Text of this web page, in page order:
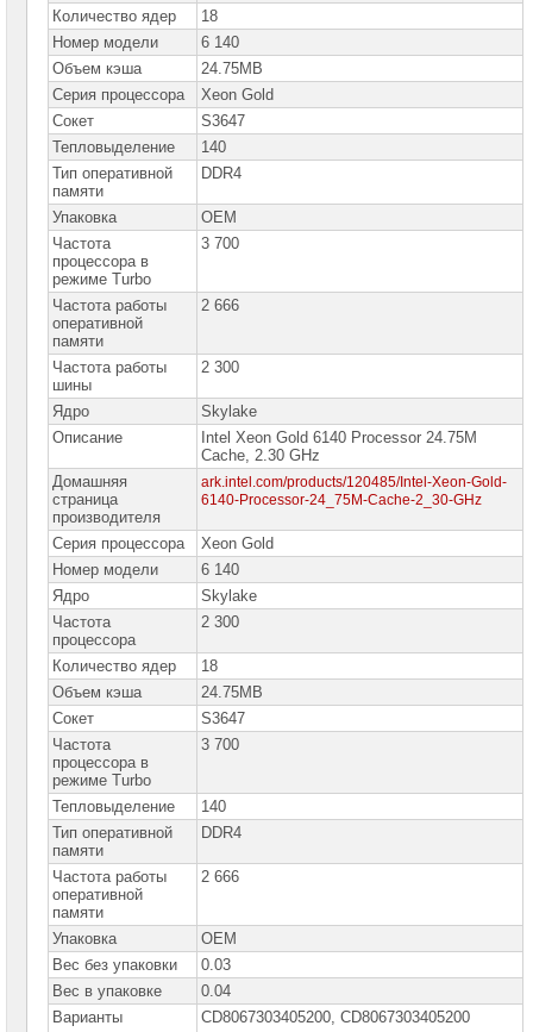
СХД
системы
хранения
данных
Компоненты
компьютеров
Компоненты
серверов
Серверные
платформы
Серверные
материнские
платы
Серверные
корпуса
процессоры
Серверные
процессоры
Intel
Xeon
E
Серверные
процессоры
Intel
Xeon
E-
2400
Серверные
процессоры
Intel
Xeon
6300
Серверные
процессоры
Intel
Xeon
W
Серверные
процессоры
Intel
Xeon
W600
Серверные
Количество ядер
18
Номер модели
6 140
Объем кэша
24.75MB
Серия процессора
Xeon Gold
Сокет
S3647
Тепловыделение
140
Тип оперативной
памяти
DDR4
Упаковка
OEM
Частота
процессора в
режиме Turbo
3 700
Частота работы
оперативной
памяти
2 666
Частота работы
шины
2 300
Ядро
Skylake
Описание
Intel Xeon Gold 6140 Processor 24.75M
Cache, 2.30 GHz
Домашняя
страница
производителя
ark.intel.com/products/120485/Intel-Xeon-Gold-
6140-Processor-24_75M-Cache-2_30-GHz
Серия процессора
Xeon Gold
Номер модели
6 140
Ядро
Skylake
Частота
процессора
2 300
Количество ядер
18
Объем кэша
24.75MB
Сокет
S3647
Частота
процессора в
режиме Turbo
3 700
Тепловыделение
140
Тип оперативной
памяти
DDR4
Частота работы
оперативной
памяти
2 666
Упаковка
OEM
Вес без упаковки
0.03
Вес в упаковке
0.04
Варианты
CD8067303405200, CD8067303405200